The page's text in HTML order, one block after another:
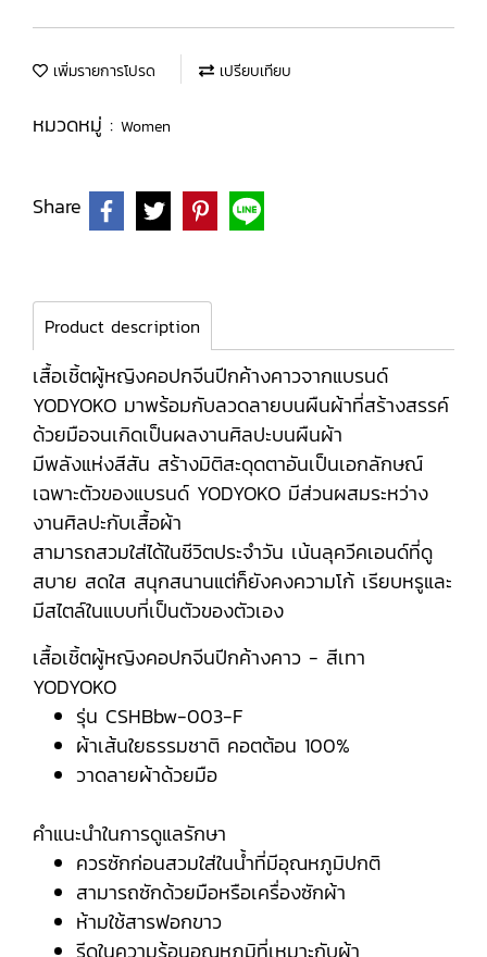
เพิ่มรายการโปรด เปรียบเทียบ
หมวดหมู่ : Women
Share
Product description
เสื้อเชิ้ตผู้หญิงคอปกจีนปีกค้างคาวจากแบรนด์
YODYOKO มาพร้อมกับลวดลายบนผืนผ้าที่สร้างสรรค์
ด้วยมือจนเกิดเป็นผลงานศิลปะบนผืนผ้า
มีพลังแห่งสีสัน สร้างมิติสะดุดตาอันเป็นเอกลักษณ์
เฉพาะตัวของแบรนด์ YODYOKO มีส่วนผสมระหว่าง
งานศิลปะกับเสื้อผ้า
สามารถสวมใส่ได้ในชีวิตประจำวัน เน้นลุควีคเอนด์ที่ดู
สบาย สดใส สนุกสนานแต่ก็ยังคงความโก้ เรียบหรูและ
มีสไตล์ในแบบที่เป็นตัวของตัวเอง
เสื้อเชิ้ตผู้หญิงคอปกจีนปีกค้างคาว - สีเทา
YODYOKO
รุ่น CSHBbw-003-F
ผ้าเส้นใยธรรมชาติ คอตต้อน 100%
วาดลายผ้าด้วยมือ
คำแนะนำในการดูแลรักษา
ควรซักก่อนสวมใส่ในน้ำที่มีอุณหภูมิปกติ
สามารถซักด้วยมือหรือเครื่องซักผ้า
ห้ามใช้สารฟอกขาว
รีดในความร้อนอุณหภูมิที่เหมาะกับผ้า